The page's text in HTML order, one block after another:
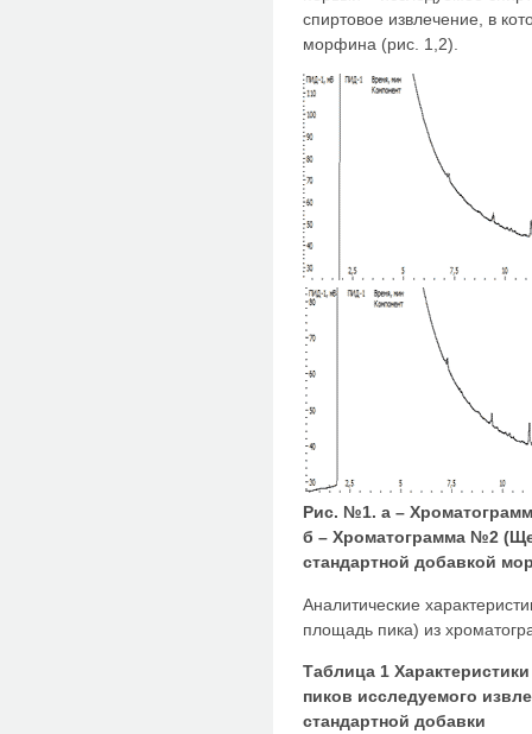
спиртовое извлечение, в
морфина (рис. 1,2).
Рис. №1. а –
б – Хроматограмма №2
стандартной добавкой
Аналитические
площадь пика) из
Таблица 1
пиков исследуемого
стандартной добавки